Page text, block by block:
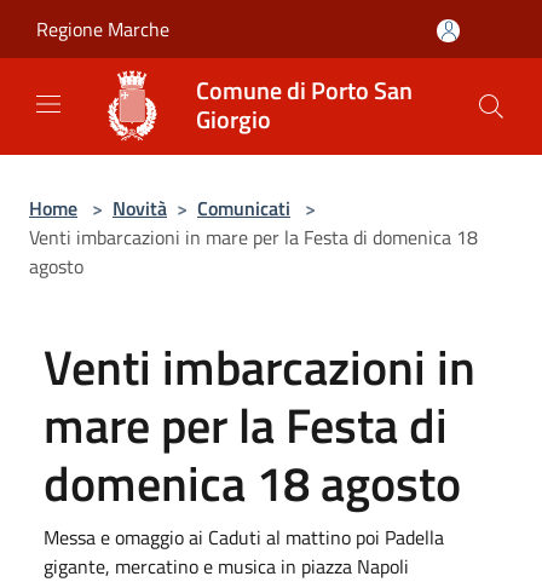
Regione Marche
Comune di Porto San
Giorgio
Home > Novità > Comunicati >
Venti imbarcazioni in mare per la Festa di domenica 18
agosto
Venti imbarcazioni in
mare per la Festa di
domenica 18 agosto
Messa e omaggio ai Caduti al mattino poi Padella
gigante, mercatino e musica in piazza Napoli